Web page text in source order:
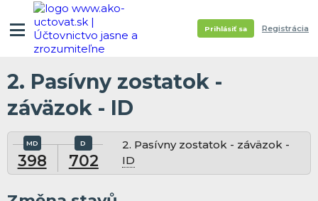
Prihlásiť sa Registrácia
2. Pasívny zostatok -
záväzok - ID
398 702
2. Pasívny zostatok - záväzok -
ID